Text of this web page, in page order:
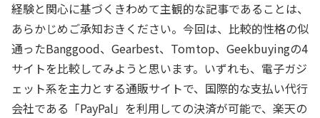
経験と関心に基づくきわめて主観的な記事であることは、
あらかじめご承知おきください。今回は、比較的性格の似
通ったBanggood、Gearbest、Tomtop、Geekbuyingの4
サイトを比較してみようと思います。いずれも、電子ガジ
ェット系を主力とする通販サイトで、国際的な支払い代行
会社である「PayPal」を利用しての決済が可能で、楽天の